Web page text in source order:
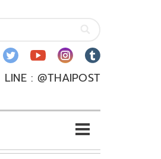
LINE : @THAIPOST